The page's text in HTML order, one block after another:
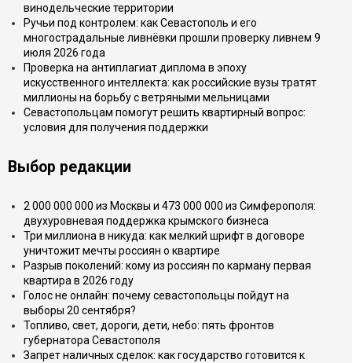
винодельческие территории
Ручьи под контролем: как Севастополь и его
многострадальные ливнёвки прошли проверку ливнем 9
июля 2026 года
Проверка на антиплагиат диплома в эпоху
искусственного интеллекта: как российские вузы тратят
миллионы на борьбу с ветряными мельницами
Севастопольцам помогут решить квартирный вопрос:
условия для получения поддержки
Выбор редакции
2 000 000 000 из Москвы и 473 000 000 из Симферополя:
двухуровневая поддержка крымского бизнеса
Три миллиона в никуда: как мелкий шрифт в договоре
уничтожит мечты россиян о квартире
Разрыв поколений: кому из россиян по карману первая
квартира в 2026 году
Голос не онлайн: почему севастопольцы пойдут на
выборы 20 сентября?
Топливо, свет, дороги, дети, небо: пять фронтов
губернатора Севастополя
Запрет наличных сделок: как государство готовится к